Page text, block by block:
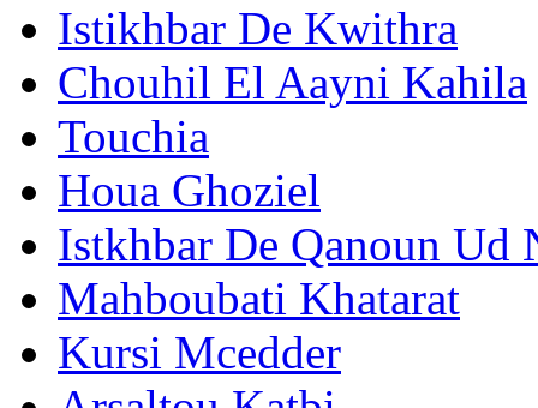
Istikhbar De Kwithra
Chouhil El Aayni Kahila
Touchia
Houa Ghoziel
Istkhbar De Qanoun Ud
Mahboubati Khatarat
Kursi Mcedder